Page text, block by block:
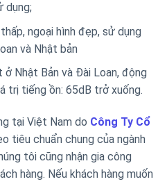
dụng;
ngoại hình đẹp, sử dụng
và Nhật bản
Nhật Bản và Đài Loan, động
trị tiếng ồn: 65dB trở xuống.
tại Việt Nam do Công Ty Cổ
tiêu chuẩn chung của ngành
tôi cũng nhận gia công
hàng. Nếu khách hàng muốn